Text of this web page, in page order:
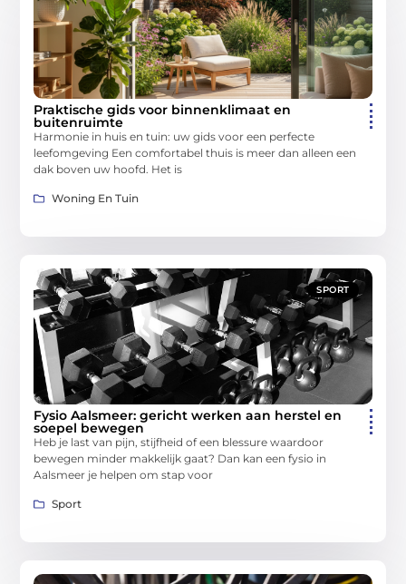
Praktische gids voor binnenklimaat en
buitenruimte
Harmonie in huis en tuin: uw gids voor een perfecte
leefomgeving Een comfortabel thuis is meer dan alleen een
dak boven uw hoofd. Het is
Woning En Tuin
SPORT
Fysio Aalsmeer: gericht werken aan herstel en
soepel bewegen
Heb je last van pijn, stijfheid of een blessure waardoor
bewegen minder makkelijk gaat? Dan kan een fysio in
Aalsmeer je helpen om stap voor
Sport